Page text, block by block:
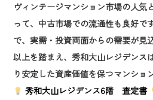
ヴィンテージマンション市場の人気
って、中古市場での流通性も良好で
で、実需・投資両面からの需要が見
以上を踏まえ、秀和大山レジデンス
り安定した資産価値を保つマンショ
秀和大山レジデンス6階 査定書